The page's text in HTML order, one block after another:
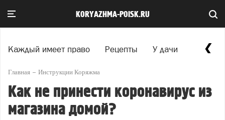
KORYAZHMA-POISK.RU
Каждый имеет право Рецепты У дачи
Главная Инструкции Коряжма
Как не принести коронавирус из
магазина домой?